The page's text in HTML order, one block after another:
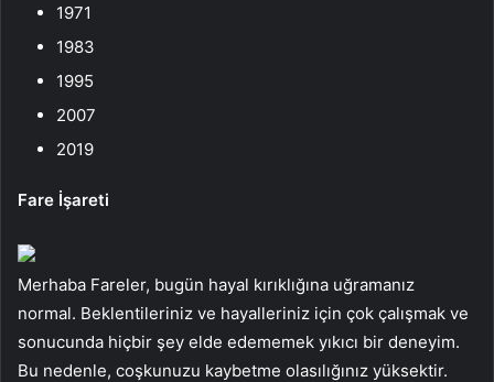
1971
1983
1995
2007
2019
Fare İşareti
Merhaba Fareler, bugün hayal kırıklığına uğramanız
normal. Beklentileriniz ve hayalleriniz için çok çalışmak ve
sonucunda hiçbir şey elde edememek yıkıcı bir deneyim.
Bu nedenle, coşkunuzu kaybetme olasılığınız yüksektir.